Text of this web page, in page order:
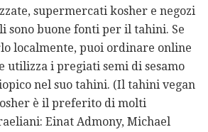
supermercati kosher e negozi
sono buone fonti per il tahini. Se
localmente, puoi ordinare online
utilizza i pregiati semi di sesamo
nel suo tahini. (Il tahini vegan
è il preferito di molti
Einat Admony, Michael